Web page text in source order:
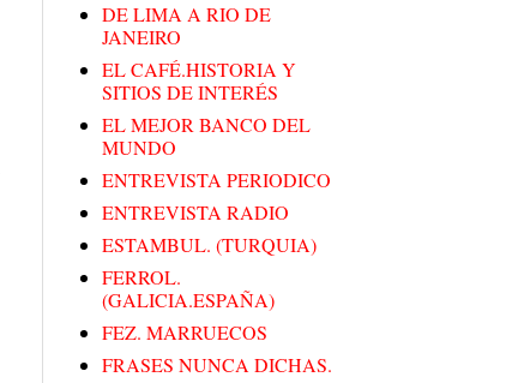
DE LIMA A RIO DE
JANEIRO
EL CAFÉ.HISTORIA Y
SITIOS DE INTERÉS
EL MEJOR BANCO DEL
MUNDO
ENTREVISTA PERIODICO
ENTREVISTA RADIO
ESTAMBUL. (TURQUIA)
FERROL.
(GALICIA.ESPAÑA)
FEZ. MARRUECOS
FRASES NUNCA DICHAS.